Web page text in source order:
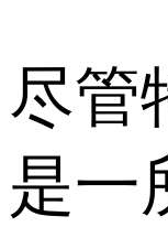
尽管
是一